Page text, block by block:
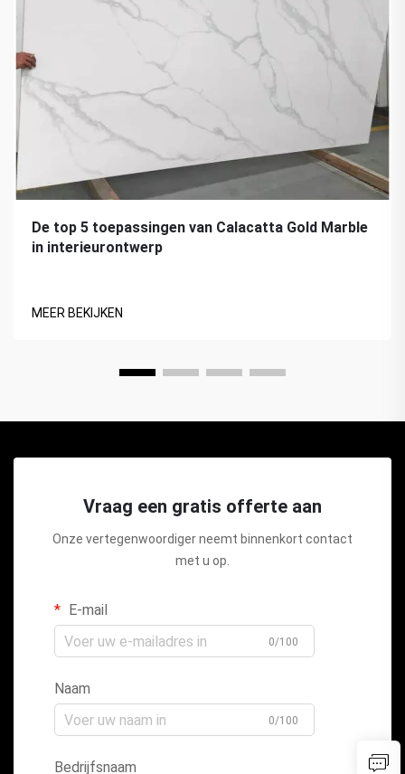
De top 5 toepassingen van Calacatta Gold Marble
in interieurontwerp
MEER BEKIJKEN
Vraag een gratis offerte aan
Onze vertegenwoordiger neemt binnenkort contact
met u op.
E-mail
0/100
Naam
0/100
Bedrijfsnaam